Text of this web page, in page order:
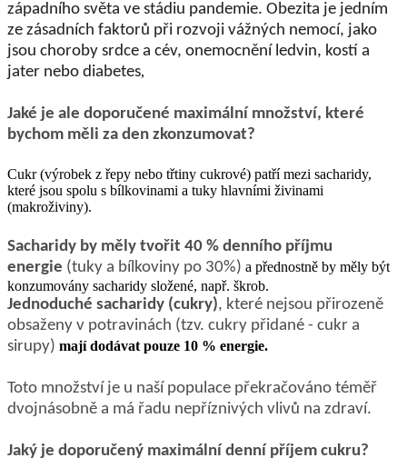
západního světa ve stádiu pandemie. Obezita je jedním
ze zásadních faktorů při rozvoji vážných nemocí, jako
jsou choroby srdce a cév, onemocnění ledvin, kostí a
jater nebo diabetes,
Jaké je ale doporučené maximální množství, které
bychom měli za den zkonzumovat?
Cukr (výrobek z řepy nebo třtiny cukrové) patří mezi sacharidy,
které jsou spolu s bílkovinami a tuky hlavními živinami
(makroživiny).
Sacharidy by měly tvořit 40 % denního příjmu
energie (tuky a bílkoviny po 30%) a přednostně by měly být
konzumovány sacharidy složené, např. škrob.
Jednoduché sacharidy (cukry), které nejsou přirozeně
obsaženy v potravinách (tzv. cukry přidané - cukr a
sirupy) mají dodávat pouze 10 % energie.
Toto množství je u naší populace překračováno téměř
dvojnásobně a má řadu nepříznivých vlivů na zdraví.
Jaký je doporučený maximální denní příjem cukru?